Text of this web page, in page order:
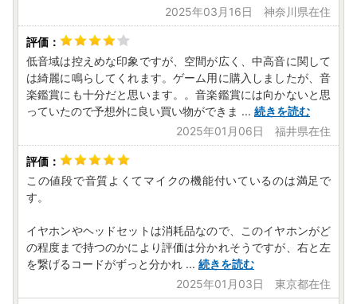
2025年03月16日 神奈川県在住
低音域は控えめな印象ですが、空間が広く、中高音に関して
は綺麗に鳴らしてくれます。ゲーム用に購入しましたが、音
楽鑑賞にも十分だと思います。。音楽鑑賞には向かないと思
っていたので予想外に良い買い物ができま ... 続きを読む
2025年01月06日 福井県在住
この値段で音質よくてマイクの機能付いているのは満足で
す。
イヤホンやヘッドセットは消耗品なので、このイヤホンがど
の程度まで持つのかにより評価は分かれそうですが、右と左
を繋げるコードがずっと分かれ ... 続きを読む
2025年01月03日 東京都在住